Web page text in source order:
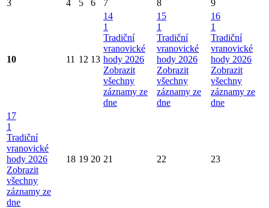
3 4 5 6 7 8 9
10 11 12 13
14
1
Tradiční
vranovické
hody 2026
Zobrazit
všechny
záznamy ze
dne
15
1
Tradiční
vranovické
hody 2026
Zobrazit
všechny
záznamy ze
dne
16
1
Tradiční
vranovické
hody 2026
Zobrazit
všechny
záznamy ze
dne
17
1
Tradiční
vranovické
hody 2026
Zobrazit
všechny
záznamy ze
dne
18 19 20 21 22 23